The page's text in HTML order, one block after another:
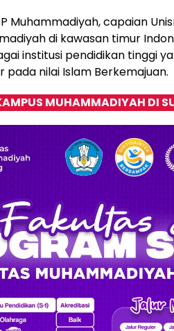
Muhammadiyah, capaian
di kawasan timur
institusi pendidikan tinggi
nilai Islam Berkemajuan.
MUHAMMADIYAH DI